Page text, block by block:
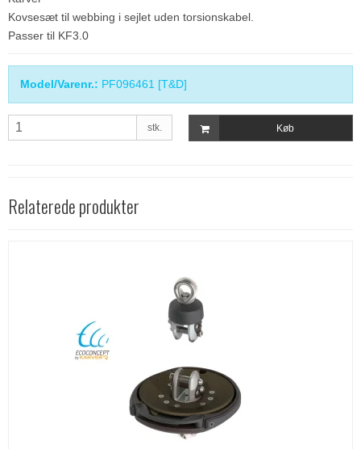
Kovsesæt til webbing i sejlet uden torsionskabel.
Passer til KF3.0
Model/Varenr.: PF096461 [T&D]
stk. Køb
Relaterede produkter